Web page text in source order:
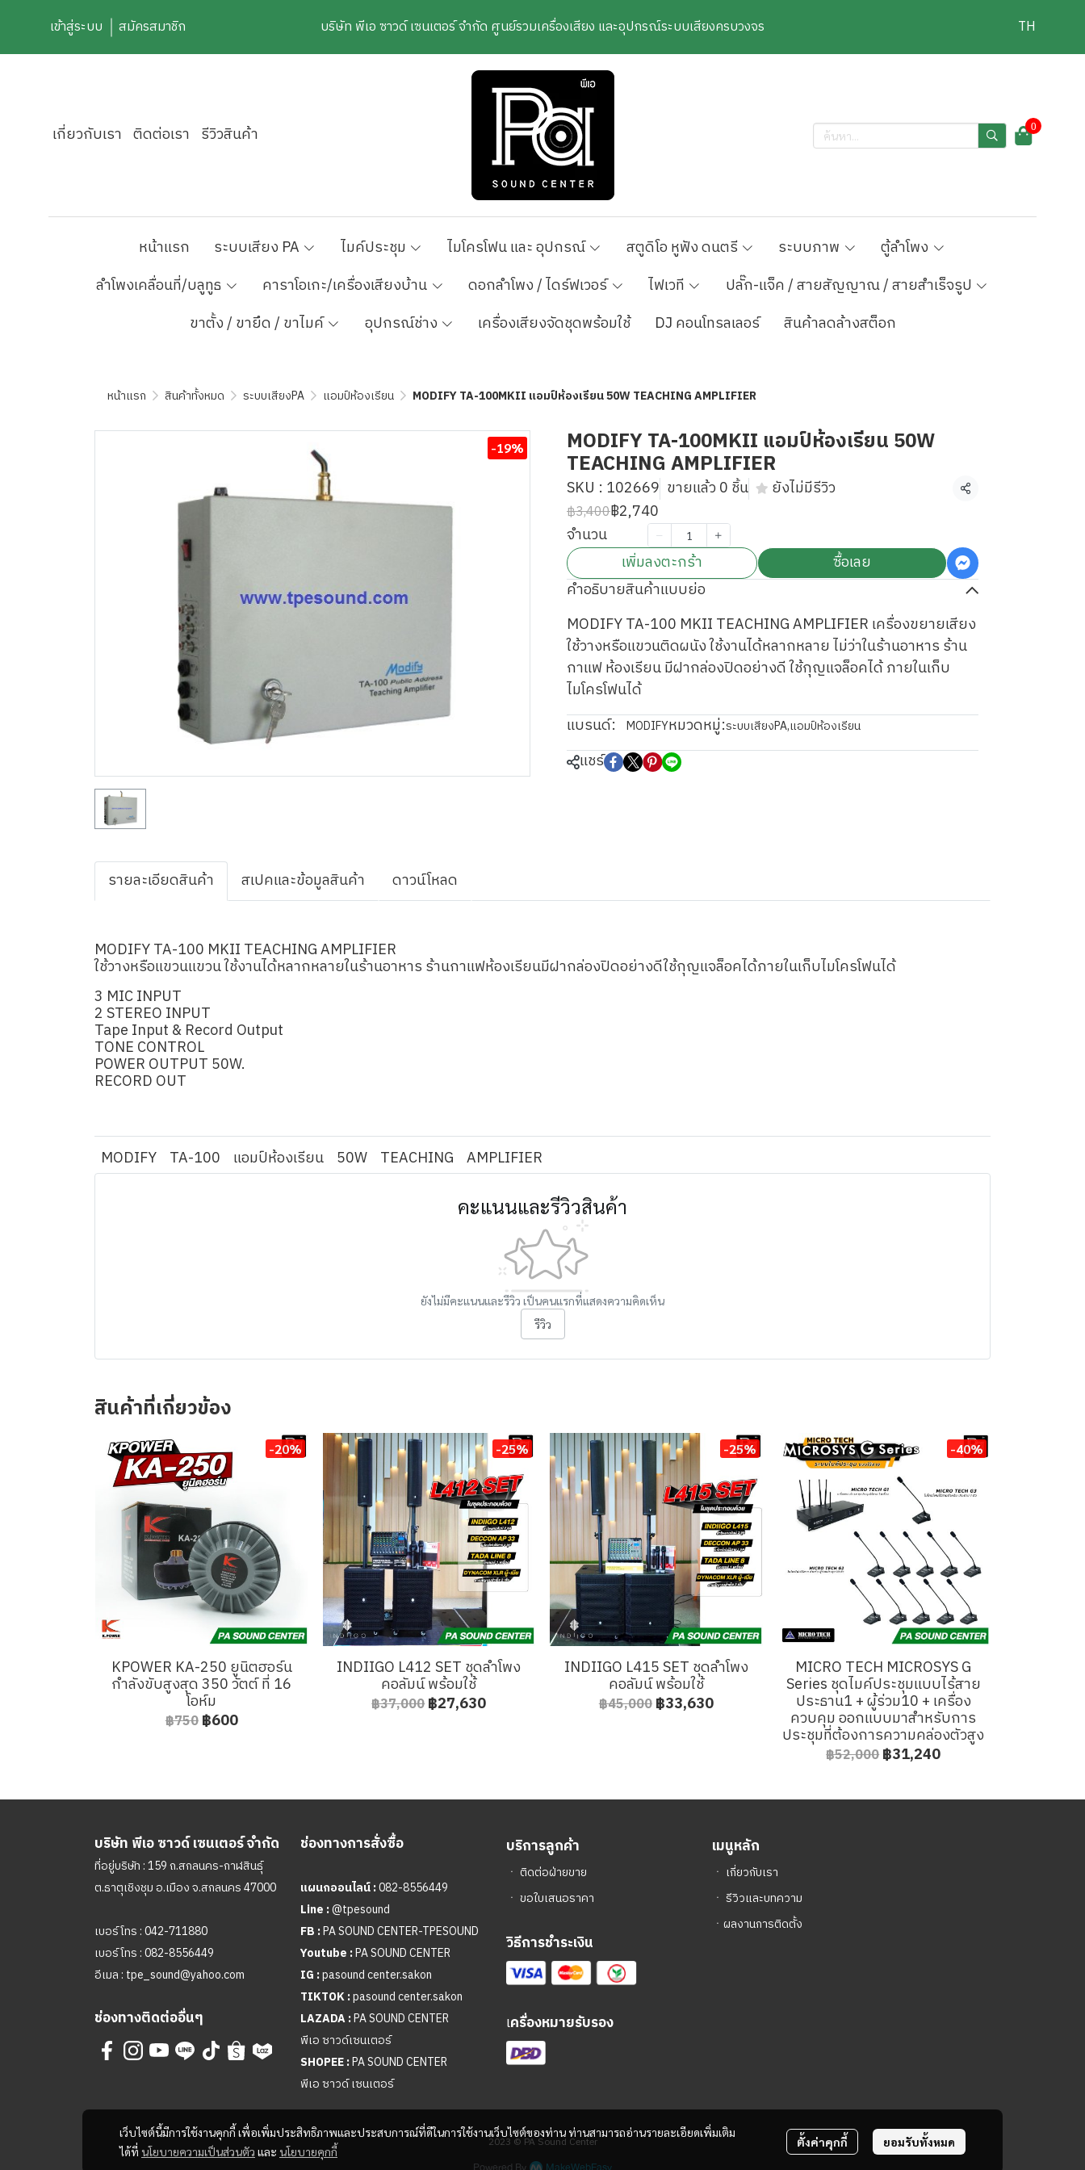
เข้าสู่ระบบ สมัครสมาชิก บริษัท พีเอ ซาวด์ เซนเตอร์ จำกัด ศูนย์รวมเครื่องเสียง และอุปกรณ์ระบบเสียงครบวงจร TH
เกี่ยวกับเรา ติดต่อเรา รีวิวสินค้า 0
หน้าแรก ระบบเสียง PA ไมค์ประชุม ไมโครโฟน และ อุปกรณ์ สตูดิโอ หูฟัง ดนตรี ระบบภาพ
ตู้ลำโพง
ลำโพงเคลื่อนที่/บลูทูธ
คาราโอเกะ/เครื่องเสียงบ้าน ดอกลำโพง / ไดร์ฟเวอร์ ไฟเวที
ปลั๊ก-แจ็ค / สายสัญญาณ / สายสำเร็จรูป
ขาตั้ง / ขายึด / ขาไมค์
อุปกรณ์ช่าง เครื่องเสียงจัดชุดพร้อมใช้ DJ คอนโทรลเลอร์ สินค้าลดล้างสต็อก
หน้าแรก สินค้าทั้งหมด ระบบเสียงPA แอมป์ห้องเรียน MODIFY TA-100MKII แอมป์ห้องเรียน 50W TEACHING AMPLIFIER
-19% MODIFY TA-100MKII แอมป์ห้องเรียน 50W
TEACHING AMPLIFIER
SKU : 102669 ขายแล้ว 0 ชิ้น ยังไม่มีรีวิว แชร์
฿3,400฿2,740
จำนวน
เพิ่มลงตะกร้า
ซื้อเลย
คำอธิบายสินค้าแบบย่อ
MODIFY TA-100 MKII TEACHING AMPLIFIER เครื่องขยายเสียง
ใช้วางหรือแขวนติดผนัง ใช้งานได้หลากหลาย ไม่ว่าในร้านอาหาร ร้าน
กาแฟ ห้องเรียน มีฝากล่องปิดอย่างดี ใช้กุญแจล็อคได้ ภายในเก็บ
ไมโครโฟนได้
แบรนด์:
MODIFYหมวดหมู่:ระบบเสียงPA,แอมป์ห้องเรียน
แชร์
รายละเอียดสินค้า สเปคและข้อมูลสินค้า ดาวน์โหลด
MODIFY TA-100 MKII TEACHING AMPLIFIER
ใช้วางหรือแขวนแขวน ใช้งานได้หลากหลายในร้านอาหาร ร้านกาแฟห้องเรียนมีฝากล่องปิดอย่างดีใช้กุญแจล็อคได้ภายในเก็บไมโครโฟนได้
3 MIC INPUT
2 STEREO INPUT
Tape Input & Record Output
TONE CONTROL
POWER OUTPUT 50W.
RECORD OUT
MODIFY TA-100 แอมป์ห้องเรียน 50W TEACHING AMPLIFIER
คะแนนและรีวิวสินค้า
ยังไม่มีคะแนนและรีวิว เป็นคนแรกที่แสดงความคิดเห็น
รีวิว
สินค้าที่เกี่ยวข้อง
-20%
KPOWER KA-250 ยูนิตฮอร์น
กำลังขับสูงสุด 350 วัตต์ ที่ 16
โอห์ม
฿750฿600
-25%
INDIIGO L412 SET ชุดลำโพง
คอลัมน์ พร้อมใช้
฿37,000฿27,630
-25%
INDIIGO L415 SET ชุดลำโพง
คอลัมน์ พร้อมใช้
฿45,000฿33,630
-40%
MICRO TECH MICROSYS G
Series ชุดไมค์ประชุมแบบไร้สาย
ประธาน1 + ผู้ร่วม10 + เครื่อง
ควบคุม ออกแบบมาสำหรับการ
ประชุมที่ต้องการความคล่องตัวสูง
฿52,000฿31,240
เว็บไซต์นี้มีการใช้งานคุกกี้ เพื่อเพิ่มประสิทธิภาพและประสบการณ์ที่ดีในการใช้งานเว็บไซต์ของท่าน ท่านสามารถอ่านรายละเอียดเพิ่มเติม
ได้ที่ นโยบายความเป็นส่วนตัว และ นโยบายคุกกี้
ตั้งค่าคุกกี้ ยอมรับทั้งหมด
บริษัท พีเอ ซาวด์ เซนเตอร์ จำกัด
ที่อยู่บริษัท : 159 ถ.สกลนคร-กาฬสินธุ์
ต.ธาตุเชิงชุม อ.เมือง จ.สกลนคร 47000
เบอร์โทร :042-711880
เบอร์โทร :082-8556449
อีเมล : tpe_sound@yahoo.com
ช่องทางติดต่ออื่นๆ
ช่องทางการสั่งซื้อ
แผนกออนไลน์ :082-8556449
Line :@tpesound
FB :PA SOUND CENTER-TPESOUND
Youtube :PA SOUND CENTER
IG :pasound center.sakon
TIKTOK :pasound center.sakon
LAZADA :PA SOUND CENTER
พีเอ ซาวด์เซนเตอร์
SHOPEE :PA SOUND CENTER
พีเอ ซาวด์ เซนเตอร์
บริการลูกค้า
ㆍ ติดต่อฝ่ายขาย
ㆍ ขอใบเสนอราคา
วิธีการชำระเงิน
เครื่องหมายรับรอง
เมนูหลัก
ㆍ เกี่ยวกับเรา
ㆍ รีวิวและบทความ
ㆍ ผลงานการติดตั้ง
2023 © PA Sound Center